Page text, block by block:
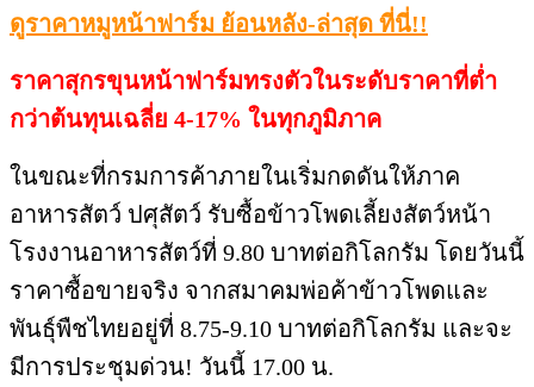
ดูราคาหมูหน้าฟาร์ม ย้อนหลัง-ล่าสุด ที่นี่!!
ราคาสุกรขุนหน้าฟาร์มทรงตัวในระดับราคาที่ต่ำ
กว่าต้นทุนเฉลี่ย 4-17% ในทุกภูมิภาค
ในขณะที่กรมการค้าภายในเริ่มกดดันให้ภาค
อาหารสัตว์ ปศุสัตว์ รับซื้อข้าวโพดเลี้ยงสัตว์หน้า
โรงงานอาหารสัตว์ที่ 9.80 บาทต่อกิโลกรัม โดยวันนี้
ราคาซื้อขายจริง จากสมาคมพ่อค้าข้าวโพดและ
พันธุ์พืชไทยอยู่ที่ 8.75-9.10 บาทต่อกิโลกรัม และจะ
มีการประชุมด่วน! วันนี้ 17.00 น.